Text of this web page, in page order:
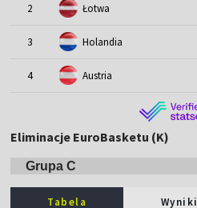
2 Łotwa
3 Holandia
4 Austria
Eliminacje EuroBasketu (K)
Tabela Wyniki